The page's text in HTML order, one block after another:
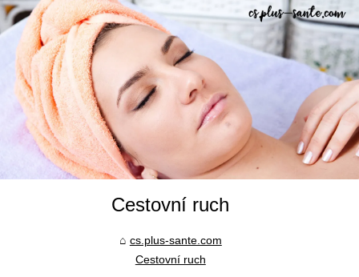
Cestovní ruch
cs.plus-sante.com
Cestovní ruch